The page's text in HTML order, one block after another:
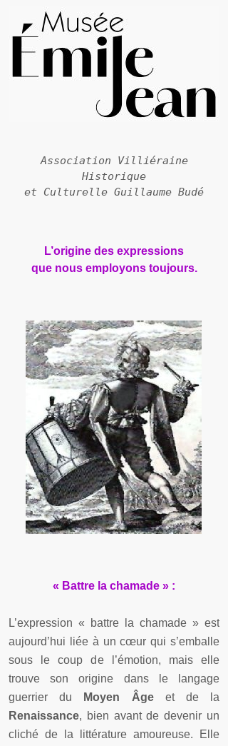
Association Villiéraine
Historique
et Culturelle Guillaume Budé
L’origine des expressions
que nous employons toujours.
« Battre la chamade » :
L’expression « battre la chamade » est
aujourd’hui liée à un cœur qui s’emballe
sous le coup de l’émotion, mais elle
trouve son origine dans le langage
guerrier du
Moyen Âgeet de la
Renaissance, bien avant de devenir un
cliché de la littérature amoureuse. Elle